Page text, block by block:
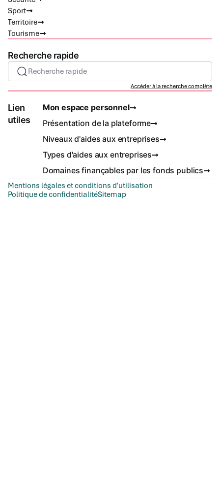
Sport
Territoire
Tourisme
Recherche rapide
Recherche rapide
Accéder à la recherche complète
Lien
utiles
Mon espace personnel
Présentation de la plateforme
Niveaux d'aides aux entreprises
Types d'aides aux entreprises
Domaines finançables par les fonds publics
Mentions légales et conditions d'utilisation
Politique de confidentialitéSitemap